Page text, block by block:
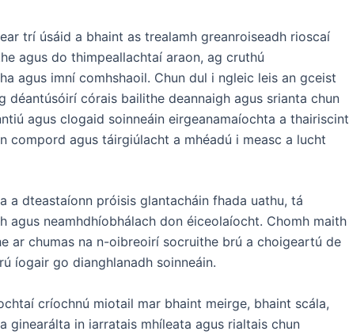
trí úsáid a bhaint as trealamh greanroiseadh rioscaí
agus do thimpeallachtaí araon, ag cruthú
agus imní comhshaoil. Chun dul i ngleic leis an gceist
déantúsóirí córais bailithe deannaigh agus srianta chun
agus clogaid soinneáin eirgeanamaíochta a thairiscint
compord agus táirgiúlacht a mhéadú i measc a lucht
a dteastaíonn próisis glantacháin fhada uathu, tá
agus neamhdhíobhálach don éiceolaíocht. Chomh maith
ar chumas na n-oibreoirí socruithe brú a choigeartú de
íogair go dianghlanadh soinneáin.
críochnú miotail mar bhaint meirge, bhaint scála,
ginearálta in iarratais mhíleata agus rialtais chun